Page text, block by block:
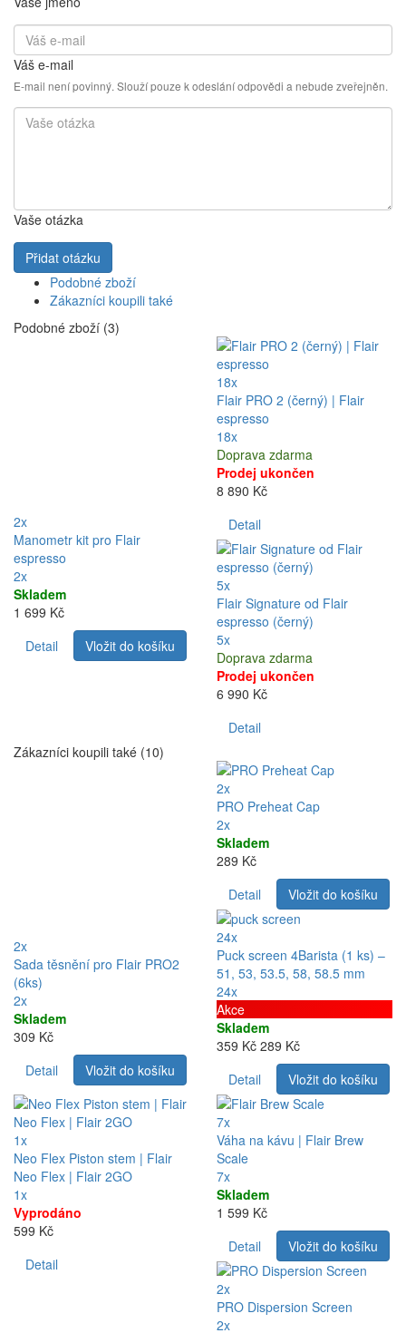
Váš e-mail
E-mail není povinný. Slouží pouze k odeslání odpovědi a nebude zveřejněn.
Vaše otázka
Přidat otázku
Podobné zboží
Zákazníci koupili také
Podobné zboží (3)
2x
Manometr kit pro Flair
espresso
2x
Skladem
1 699 Kč
Detail
Vložit do košíku
18x
Flair PRO 2 (černý) | Flair
espresso
18x
Doprava zdarma
Prodej ukončen
8 890 Kč
Detail
5x
Flair Signature od Flair
espresso (černý)
5x
Doprava zdarma
Prodej ukončen
6 990 Kč
Detail
Zákazníci koupili také (10)
2x
Sada těsnění pro Flair PRO2
(6ks)
2x
Skladem
309 Kč
Detail
Vložit do košíku
2x
PRO Preheat Cap
2x
Skladem
289 Kč
Detail
Vložit do košíku
24x
Puck screen 4Barista (1 ks) –
51, 53, 53.5, 58, 58.5 mm
24x
Akce
Skladem
359 Kč 289 Kč
Detail
Vložit do košíku
1x
Neo Flex Piston stem | Flair
Neo Flex | Flair 2GO
1x
Vyprodáno
599 Kč
Detail
7x
Váha na kávu | Flair Brew
Scale
7x
Skladem
1 599 Kč
Detail
Vložit do košíku
2x
PRO Dispersion Screen
2x